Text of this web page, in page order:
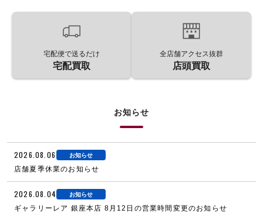
宅配便で送るだけ
宅配買取
全店舗アクセス抜群
店頭買取
お知らせ
2026.08.06 お知らせ
店舗夏季休業のお知らせ
2026.08.04 お知らせ
ギャラリーレア 銀座本店 8月12日の営業時間変更のお知らせ